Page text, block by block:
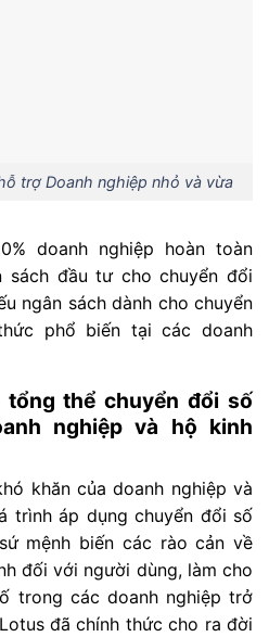
trợ Doanh nghiệp nhỏ và vừa
doanh nghiệp hoàn toàn
sách đầu tư cho chuyển đổi
ngân sách dành cho chuyển
phổ biến tại các doanh
tổng thể chuyển đổi số
nghiệp và hộ kinh
khăn của doanh nghiệp và
trình áp dụng chuyển đổi số
mệnh biến các rào cản về
đối với người dùng, làm cho
trong các doanh nghiệp trở
đã chính thức cho ra đời